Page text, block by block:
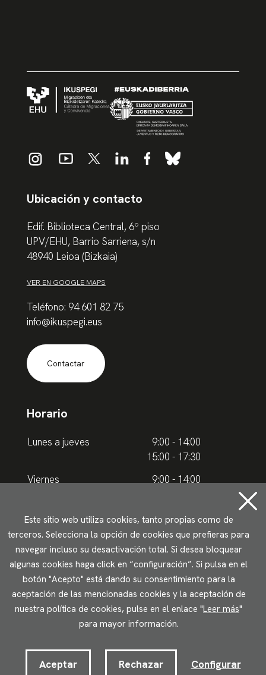
Ubicación y contacto
Edif. Biblioteca Central, 6º piso
UPV/EHU, Barrio Sarriena, s/n
48940 Leioa (Bizkaia)
VER EN GOOGLE MAPS
Teléfono: 94 601 82 75
info@ikuspegi.eus
Contactar
Horario
Lunes a jueves
9:00 - 14:00
15:00 - 17:30
Viernes
9:00 - 14:00
Horario de verano
Lunes a jueves
9.00 - 15.00
Viernes
9:00 - 14:00
Aviso legal Política de privacidad
Uso de cookies
Accesibilidad
Este sitio web utiliza cookies, tanto propias como de
terceros. Selecciona la opción de cookies que prefieras para
navegar incluso su desactivación total. Si desea bloquear
algunas cookies haga click en “configuración”. Si pulsa en el
botón "Acepto" está dando su consentimiento para la
aceptación de las mencionadas cookies y la aceptación de
nuestra política de cookies, pulse en el enlace "Leer más"
para mayor información.
Aceptar Rechazar Configurar